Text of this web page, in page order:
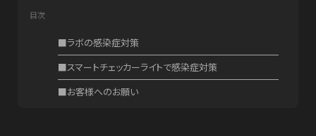
目次
■ラボの感染症対策
■スマートチェッカーライトで感染症対策
■お客様へのお願い